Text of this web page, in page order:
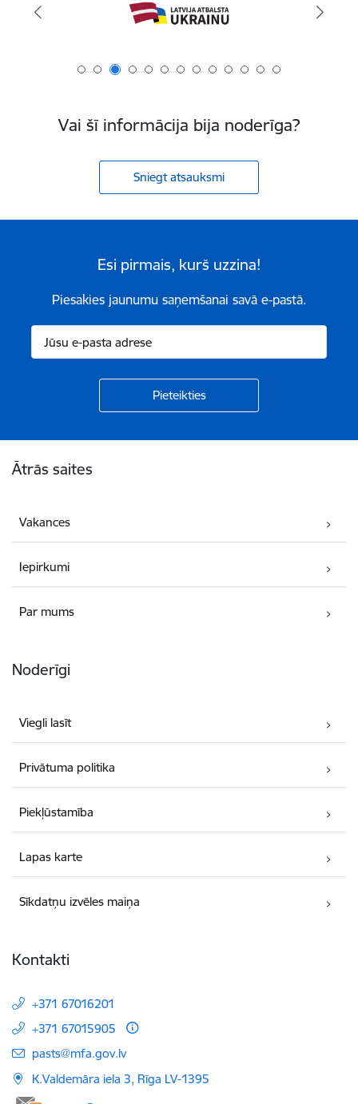
Vai šī informācija bija noderīga?
Sniegt atsauksmi
Esi pirmais, kurš uzzina!
Piesakies jaunumu saņemšanai savā e-pastā.
Ātrās saites
Vakances
Iepirkumi
Par mums
Noderīgi
Viegli lasīt
Privātuma politika
Piekļūstamība
Lapas karte
Sīkdatņu izvēles maiņa
Kontakti
+371 67016201
+371 67015905
E-pasts:
pasts@mfa.gov.lv
K.Valdemāra iela 3, Rīga LV-1395